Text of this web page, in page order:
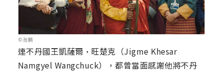
©海鵬
連不丹國王凱薩爾·旺楚克（Jigme Khesar
Namgyel Wangchuck），都曾當面感謝他將不丹